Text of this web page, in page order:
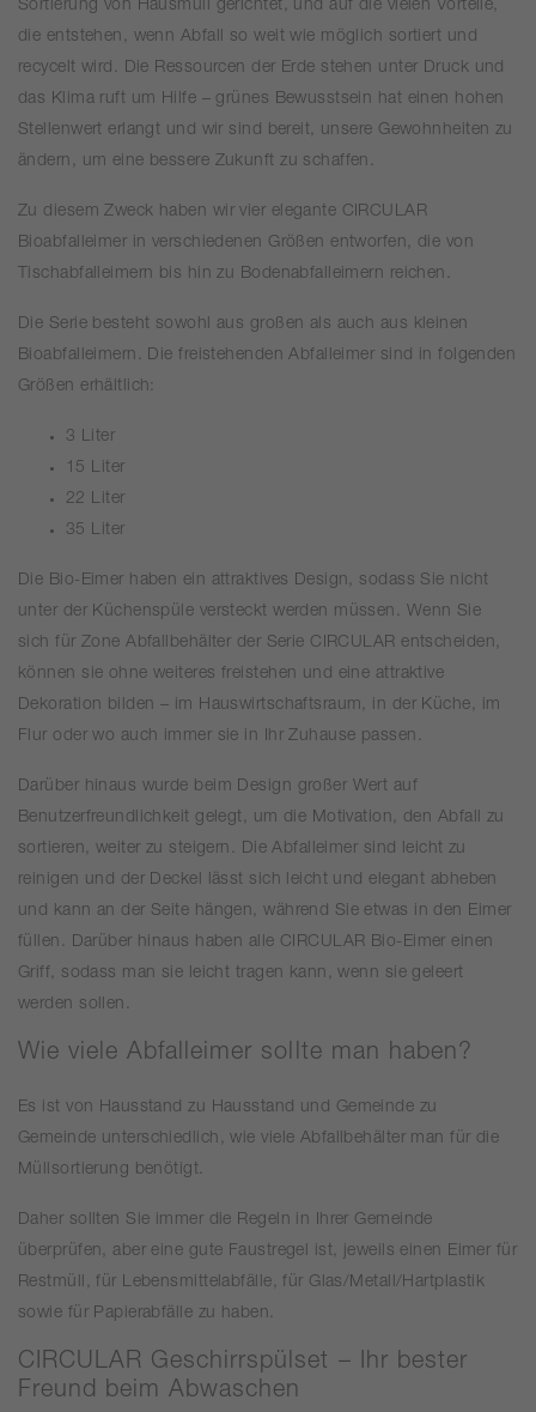
Sortierung von Hausmüll gerichtet, und auf die vielen Vorteile,
die entstehen, wenn Abfall so weit wie möglich sortiert und
recycelt wird. Die Ressourcen der Erde stehen unter Druck und
das Klima ruft um Hilfe – grünes Bewusstsein hat einen hohen
Stellenwert erlangt und wir sind bereit, unsere Gewohnheiten zu
ändern, um eine bessere Zukunft zu schaffen.
Zu diesem Zweck haben wir vier elegante CIRCULAR
Bioabfalleimer in verschiedenen Größen entworfen, die von
Tischabfalleimern bis hin zu Bodenabfalleimern reichen.
Die Serie besteht sowohl aus großen als auch aus kleinen
Bioabfalleimern. Die freistehenden Abfalleimer sind in folgenden
Größen erhältlich:
3 Liter
15 Liter
22 Liter
35 Liter
Die Bio-Eimer haben ein attraktives Design, sodass Sie nicht
unter der Küchenspüle versteckt werden müssen. Wenn Sie
sich für Zone Abfallbehälter der Serie CIRCULAR entscheiden,
können sie ohne weiteres freistehen und eine attraktive
Dekoration bilden – im Hauswirtschaftsraum, in der Küche, im
Flur oder wo auch immer sie in Ihr Zuhause passen.
Darüber hinaus wurde beim Design großer Wert auf
Benutzerfreundlichkeit gelegt, um die Motivation, den Abfall zu
sortieren, weiter zu steigern. Die Abfalleimer sind leicht zu
reinigen und der Deckel lässt sich leicht und elegant abheben
und kann an der Seite hängen, während Sie etwas in den Eimer
füllen. Darüber hinaus haben alle CIRCULAR Bio-Eimer einen
Griff, sodass man sie leicht tragen kann, wenn sie geleert
werden sollen.
Wie viele Abfalleimer sollte man haben?
Es ist von Hausstand zu Hausstand und Gemeinde zu
Gemeinde unterschiedlich, wie viele Abfallbehälter man für die
Müllsortierung benötigt.
Daher sollten Sie immer die Regeln in Ihrer Gemeinde
überprüfen, aber eine gute Faustregel ist, jeweils einen Eimer für
Restmüll, für Lebensmittelabfälle, für Glas/Metall/Hartplastik
sowie für Papierabfälle zu haben.
CIRCULAR Geschirrspülset – Ihr bester
Freund beim Abwaschen